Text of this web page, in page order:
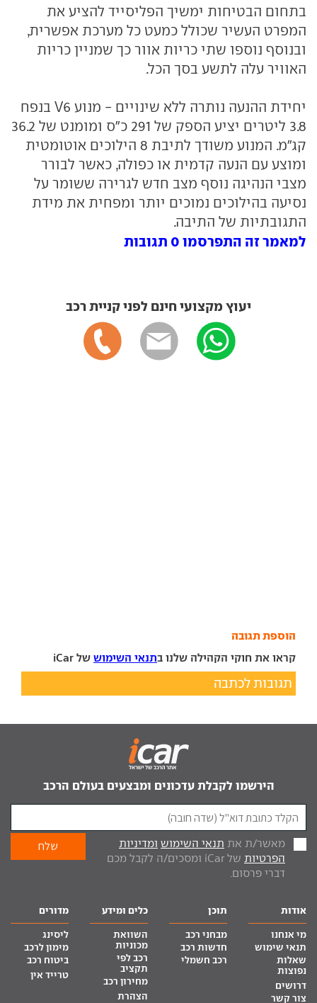
בתחום הבטיחות ימשיך הפליסייד להציע את
המפרט העשיר שכולל כמעט כל מערכת אפשרית,
ובנוסף נוספו שתי כריות אוור כך שמניין כריות
האוויר עלה לתשע בסך הכל.
יחידת ההנעה נותרה ללא שינויים - מנוע V6 בנפח
3.8 ליטרים יציע הספק של 291 כ"ס ומומנט של 36.2
קג"מ. המנוע משודך לתיבת 8 הילוכים אוטומטית
ומוצע עם הנעה קדמית או כפולה, כאשר לבורר
מצבי הנהיגה נוסף מצב חדש לגרירה ששומר על
נסיעה בהילוכים נמוכים יותר ומפחית את מידת
התגובתיות של התיבה.
למאמר זה התפרסמו 0 תגובות
יעוץ מקצועי חינם לפני קניית רכב
הוספת תגובה
קראו את חוקי הקהילה שלנו בתנאי השימוש של iCar
תגובות לכתבה
הירשמו לקבלת עדכונים ומבצעים בעולם הרכב
מאשר/ת את תנאי השימוש ומדיניות
הפרטיות
של iCar ומסכים/ה לקבל מכם
דברי פרסום.
אודות
מי אנחנו
תנאי שימוש
שאלות
נפוצות
דרושים
צור קשר
תוכן
מבחני רכב
חדשות רכב
רכב חשמלי
כלים ומידע
השוואת
מכוניות
רכב לפי
תקציב
מחירון רכב
הצהרת
מדורים
ליסינג
מימון לרכב
ביטוח רכב
טרייד אין